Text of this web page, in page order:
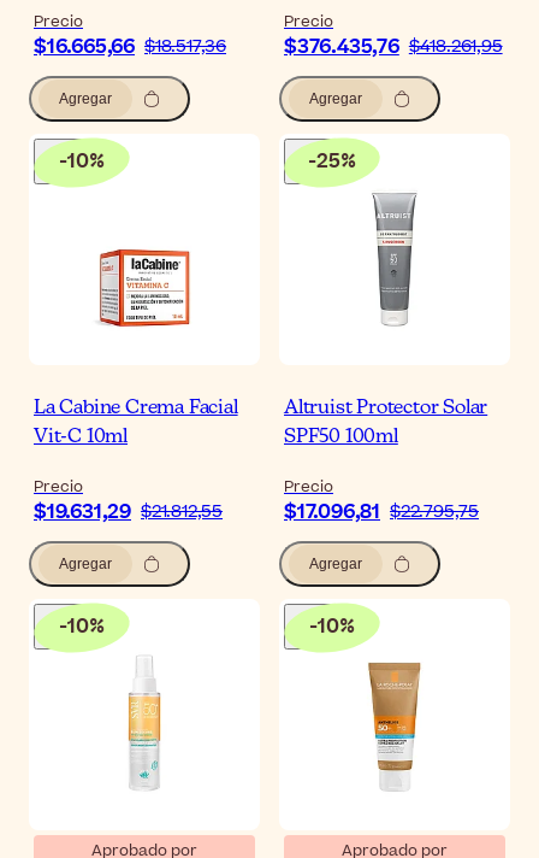
Precio
$16.665,66 $18.517,36
Agregar
Precio
$376.435,76 $418.261,95
Agregar
-10%
La Cabine Crema Facial
Vit-C 10ml
Precio
$19.631,29 $21.812,55
Agregar
-25%
Altruist Protector Solar
SPF50 100ml
Precio
$17.096,81 $22.795,75
Agregar
-10%
Aprobado por
-10%
Aprobado por